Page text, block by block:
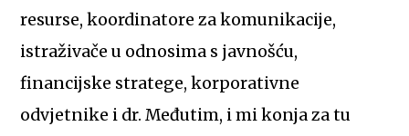
resurse, koordinatore za komunikacije,
istraživače u odnosima s javnošću,
financijske stratege, korporativne
odvjetnike i dr. Međutim, i mi konja za tu